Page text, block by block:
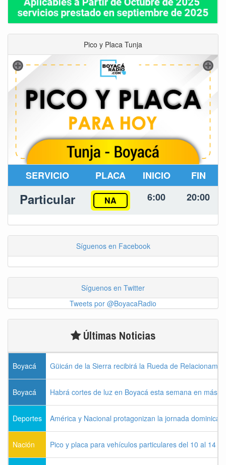
Pico y Placa Tunja
SERVICIO PLACA INICIO FIN
Particular NA 6:00 20:00
Síguenos en Facebook
Síguenos en Twitter
Tweets por @BoyacaRadio
Últimas Noticias
Boyacá Güicán de la Sierra recibirá la Rueda de
Boyacá Habrá cortes de luz en Boyacá esta semana en más
Deportes América y Nacional protagonizan la jornada dominical
Nación Pico y placa para vehículos particulares del 10 al 14